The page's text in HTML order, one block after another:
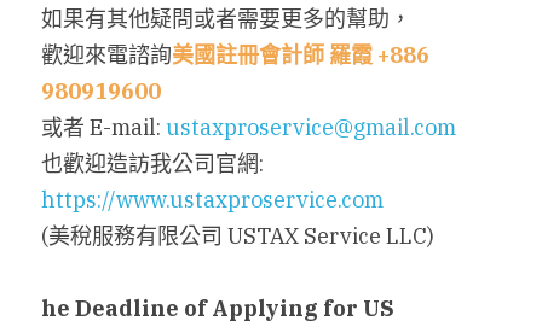
如果有其他疑問或者需要更多的幫助，
歡迎來電諮詢美國註冊會計師 羅霞 +886
980919600
或者 E-mail: ustaxproservice@gmail.com
https://www.ustaxproservice.com
(美稅服務有限公司 USTAX Service LLC)
he Deadline of Applying for US